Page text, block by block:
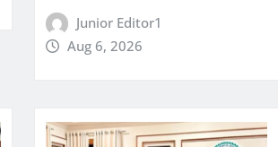
Junior Editor1
Aug 6, 2026